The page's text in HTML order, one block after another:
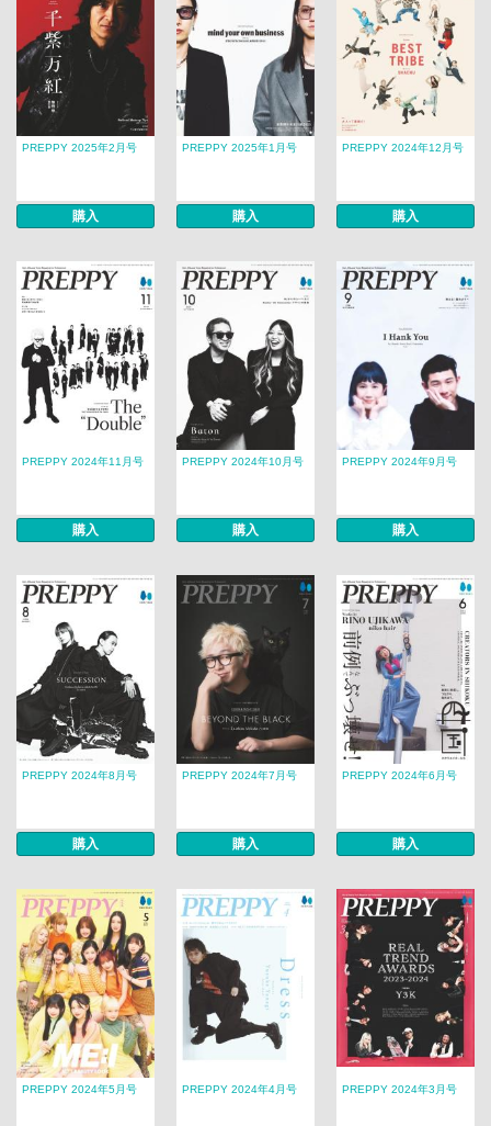
PREPPY 2025年2月号
購入
PREPPY 2025年1月号
購入
PREPPY 2024年12月号
購入
PREPPY 2024年11月号
購入
PREPPY 2024年10月号
購入
PREPPY 2024年9月号
購入
PREPPY 2024年8月号
購入
PREPPY 2024年7月号
購入
PREPPY 2024年6月号
購入
PREPPY 2024年5月号 PREPPY 2024年4月号 PREPPY 2024年3月号